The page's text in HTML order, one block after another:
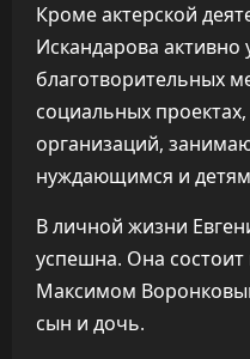
Кроме актерской
Искандарова активно
благотворительных
социальных
организаций,
нуждающимся и
В личной жизни
успешна. Она
Максимом
сын и дочь.